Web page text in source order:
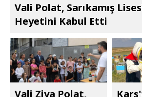
Vali Polat, Sarıkamış
Heyetini Kabul Etti
Vali Ziya Polat,